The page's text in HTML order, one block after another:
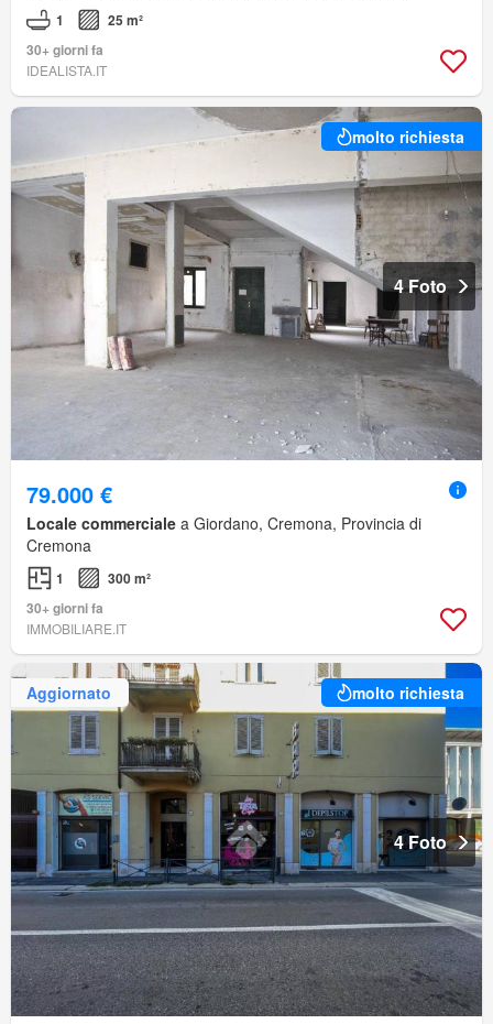
1
25 m²
30+ giorni fa
IDEALISTA.IT
molto richiesta
4 Foto
79.000 €
Locale commerciale a Giordano, Cremona, Provincia di
Cremona
1
300 m²
30+ giorni fa
IMMOBILIARE.IT
Aggiornato molto richiesta
4 Foto